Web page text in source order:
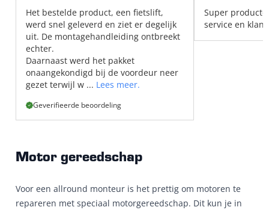
Het bestelde product, een fietslift,
werd snel geleverd en ziet er degelijk
uit. De montagehandleiding ontbreekt
echter.
Daarnaast werd het pakket
onaangekondigd bij de voordeur neer
gezet terwijl w ... Lees meer.
Geverifieerde beoordeling
Super
service en
Motor gereedschap
Voor een allround monteur is het prettig om motoren te
repareren met speciaal motorgereedschap. Dit kun je in